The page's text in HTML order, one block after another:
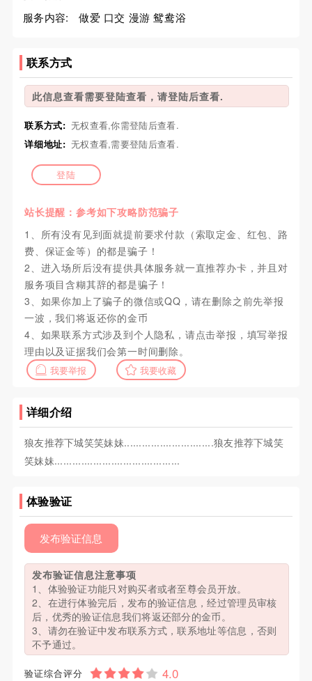
服务内容:
做爱 口交 漫游 鸳鸯浴
联系方式
此信息查看需要登陆查看，请登陆后查看.
联系方式: 无权查看,你需登陆后查看.
详细地址: 无权查看,需要登陆后查看.
登陆
站长提醒：参考如下攻略防范骗子
1、所有没有见到面就提前要求付款（索取定金、红包、路
费、保证金等）的都是骗子！
2、进入场所后没有提供具体服务就一直推荐办卡，并且对
服务项目含糊其辞的都是骗子！
3、如果你加上了骗子的微信或QQ，请在删除之前先举报
一波，我们将返还你的金币
4、如果联系方式涉及到个人隐私，请点击举报，填写举报
理由以及证据我们会第一时间删除。
我要举报 我要收藏
详细介绍
狼友推荐下城笑笑妹妹..............................狼友推荐下城笑
笑妹妹..........................................
体验验证
发布验证信息
发布验证信息注意事项
1、体验验证功能只对购买者或者至尊会员开放。
2、在进行体验完后，发布的验证信息，经过管理员审核
后，优秀的验证信息我们将返还部分的金币。
3、请勿在验证中发布联系方式，联系地址等信息，否则
不予通过。
验证综合评分